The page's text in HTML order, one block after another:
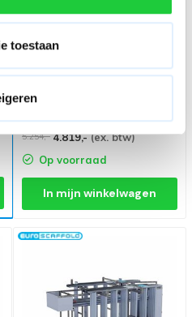
toestaan
Afsluitbare
Rolsteiger 135 x 250 x 10,2
5.254,- 4.819,-(ex. btw)
Op voorraad
In mijn winkelwagen